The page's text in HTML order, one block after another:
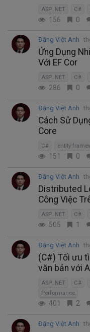
ASP .NET C#
156 0
Đặng Việt Anh
Ứng Dụng
Với EF Cor
ASP .NET C#
286 0
Đặng Việt Anh
Cách Sử
Core
C# entity
151 0
Đặng Việt Anh
Distributed
Công Việc
ASP .NET C#
505 1
Đặng Việt Anh
(C#) Tối ưu
văn bản với
ASP .NET C#
Performance
401 2
Đặng Việt Anh